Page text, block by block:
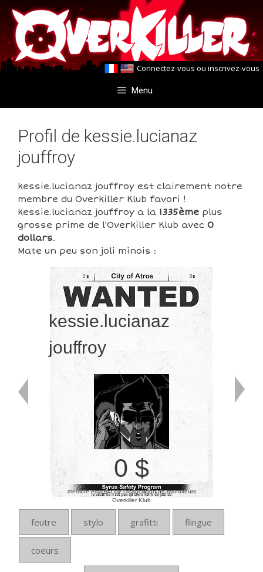
Aller
au
contenu
Aller
au
contenu
Connectez-vous ou inscrivez-vous
Menu
Profil de kessie.lucianaz
jouffroy
kessie.lucianaz jouffroy est clairement notre
membre du Overkiller Klub favori !
kessie.lucianaz jouffroy a la 1335ème plus
grosse prime de l'Overkiller Klub avec 0
dollars.
Mate un peu son joli minois :
0
kessie.lucianaz
jouffroy
0
0 $
membre éminent de l’association de malfaiteurs
Overkiller Klub
feutre stylo grafitti flingue
coeurs